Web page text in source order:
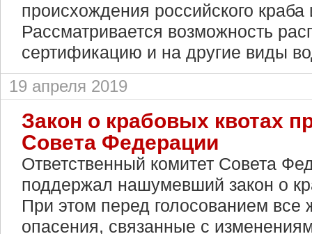
происхождения российского краба
Рассматривается возможность
сертификацию и на другие виды
19 апреля 2019
Закон о крабовых квотах
Совета Федерации
Ответственный комитет Совета
поддержал нашумевший закон о
При этом перед голосованием все
опасения, связанные с